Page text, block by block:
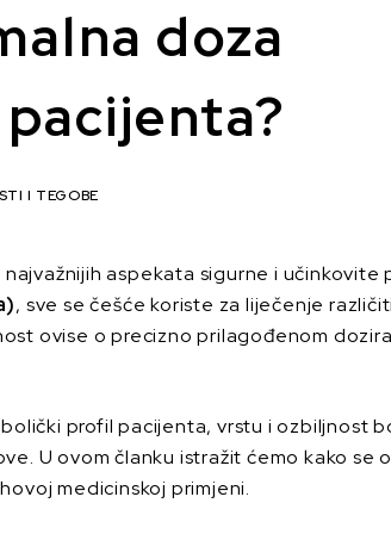
doza
I TEGOBE
aspekata sigurne i učinkovite
, sve se češće koriste za liječenje
ovise o precizno prilagođenom
profil pacijenta, vrstu i ozbiljnost
U ovom članku istražit ćemo kako se
medicinskoj primjeni.